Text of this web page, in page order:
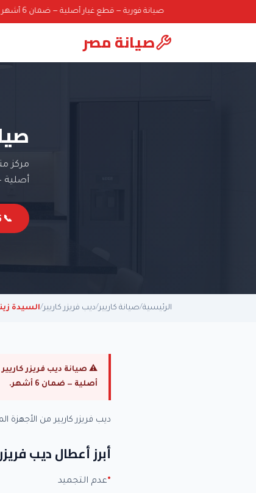
صيانة فورية — قطع غيار أصلية — ضمان 6 أشهر — 01000069586
صيانة مصر
مركز
أصلية —
📞 01000069586
الرئيسية/صيانة كاريير/ديب فريزر كاريير/السيدة
أصلية — ضمان 6 أشهر.
ديب فريزر كاريير من
أبرز أعطال ديب
عدم التجميد